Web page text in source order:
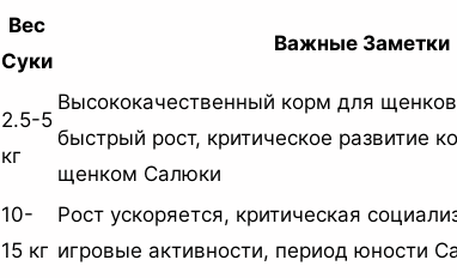
Вес
Суки
Важные Заметки
2.5-5
кг
Высококачественный корм для
быстрый рост, критическое развитие
щенком Салюки
10-
15 кг
Рост ускоряется, критическая
игровые активности, период юности